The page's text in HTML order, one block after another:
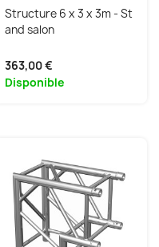
Structure 6 x 3 x 3m - St
and salon
363,00 €
Disponible